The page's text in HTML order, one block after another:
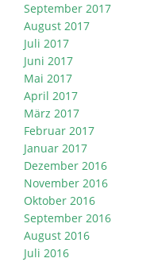
September 2017
August 2017
Juli 2017
Juni 2017
Mai 2017
April 2017
März 2017
Februar 2017
Januar 2017
Dezember 2016
November 2016
Oktober 2016
September 2016
August 2016
Juli 2016